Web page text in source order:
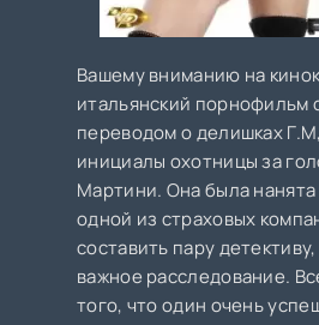
Вашему вниманию на
итальянский порнофильм
переводом о делишках
инициалы охотницы за
Мартини. Она была нанята
одной из страховых
составить пару
важное расследование.
того, что один очень